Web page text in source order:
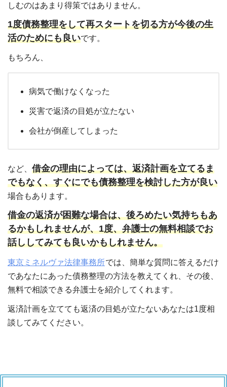
しむのはあまり得策ではありません。
1度債務整理をして再スタートを切る方が今後の生
活のためにも良いです。
もちろん、
病気で働けなくなった
災害で返済の目処が立たない
会社が倒産してしまった
など、 借金の理由によっては、返済計画を立てるま
でもなく、すぐにでも債務整理を検討した方が良い
場合もあります。
借金の返済が困難な場合は、後ろめたい気持ちもあ
るかもしれませんが、1度、弁護士の無料相談でお
話ししてみても良いかもしれません。
東京ミネルヴァ法律事務所では、簡単な質問に答えるだけ
であなたにあった債務整理の方法を教えてくれ、その後、
無料で相談できる弁護士を紹介してくれます。
返済計画を立てても返済の目処が立たないあなたは1度相
談してみてください。